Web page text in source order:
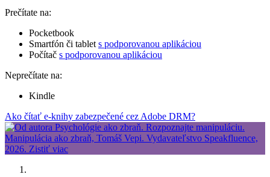
Prečítate na:
Pocketbook
Smartfón či tablet s podporovanou aplikáciou
Počítač s podporovanou aplikáciou
Neprečítate na:
Kindle
Ako čítať e-knihy zabezpečené cez Adobe DRM?